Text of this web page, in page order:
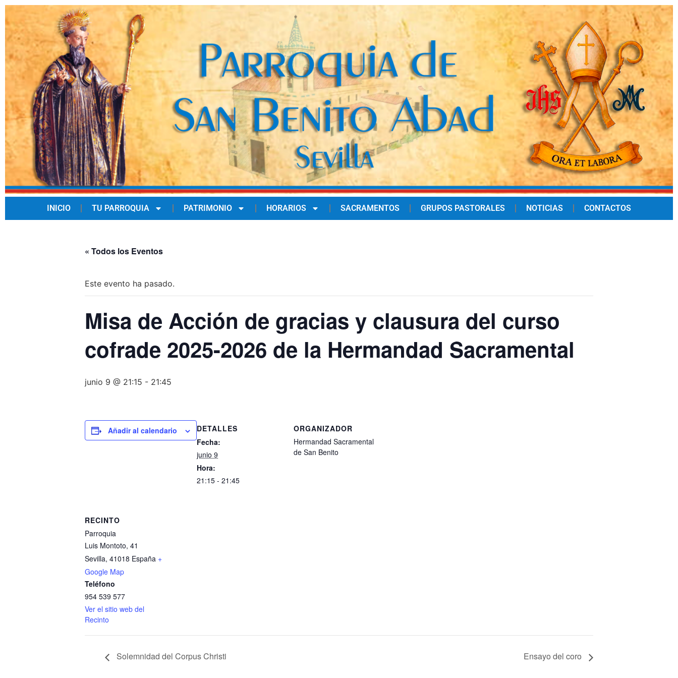
INICIO TU PARROQUIA PATRIMONIO HORARIOS SACRAMENTOS GRUPOS PASTORALES NOTICIAS CONTACTOS
« Todos los Eventos
Este evento ha pasado.
Misa de Acción de gracias y clausura del curso
cofrade 2025-2026 de la Hermandad Sacramental
junio 9 @ 21:15 - 21:45
Añadir al calendario
DETALLES
Fecha:
junio 9
Hora:
21:15 - 21:45
ORGANIZADOR
Hermandad Sacramental
de San Benito
RECINTO
Parroquia
Luis Montoto, 41
Sevilla, 41018 España +
Google Map
Teléfono
954 539 577
Ver el sitio web del
Recinto
Solemnidad del Corpus Christi Ensayo del coro